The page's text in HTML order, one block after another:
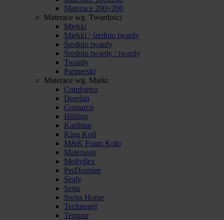
Materace 200×200
Materace wg. Twardości
Miękki
Miękki / średnio twardy
Średnio twardy
Średnio twardy / twardy
Twardy
Partnerski
Materace wg. Marki
Comforteo
Dorelan
Gomarco
Hilding
Karibian
King Koil
M&K Foam Koło
Materasso
Mollyflex
PerDormire
Sealy
Serta
Swiss Home
Technogel
Tempur